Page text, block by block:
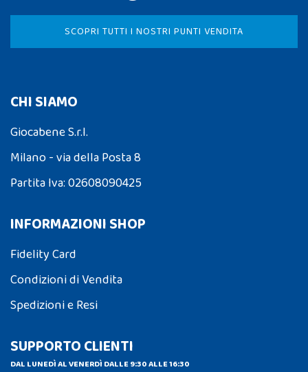
SCOPRI TUTTI I NOSTRI PUNTI VENDITA
CHI SIAMO
Giocabene S.r.l.
Milano - via della Posta 8
Partita Iva: 02608090425
INFORMAZIONI SHOP
Fidelity Card
Condizioni di Vendita
Spedizioni e Resi
SUPPORTO CLIENTI
DAL LUNEDÌ AL VENERDÌ DALLE 9:30 ALLE 16:30